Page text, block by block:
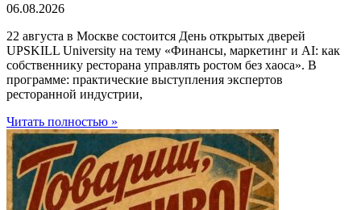
06.08.2026
22 августа в Москве состоится День открытых дверей
UPSKILL University на тему «Финансы, маркетинг и AI: как
собственнику ресторана управлять ростом без хаоса». В
программе: практические выступления экспертов
ресторанной индустрии,
Читать полностью »